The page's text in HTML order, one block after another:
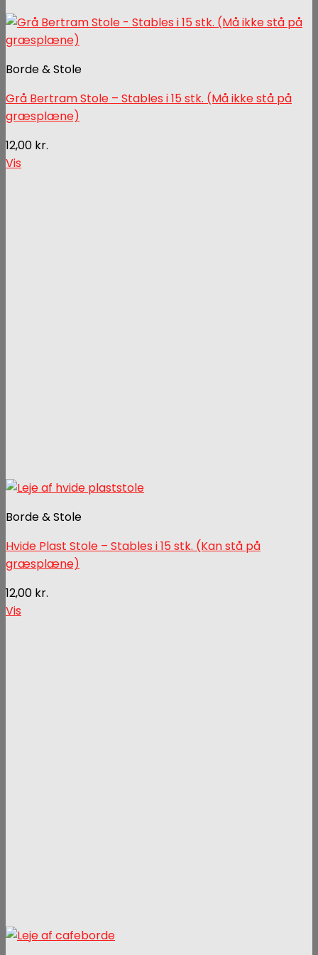
Borde & Stole
Grå Bertram Stole – Stables i 15 stk. (Må ikke stå på
græsplæne)
12,00 kr.
Vis
Borde & Stole
Hvide Plast Stole – Stables i 15 stk. (Kan stå på
græsplæne)
12,00 kr.
Vis